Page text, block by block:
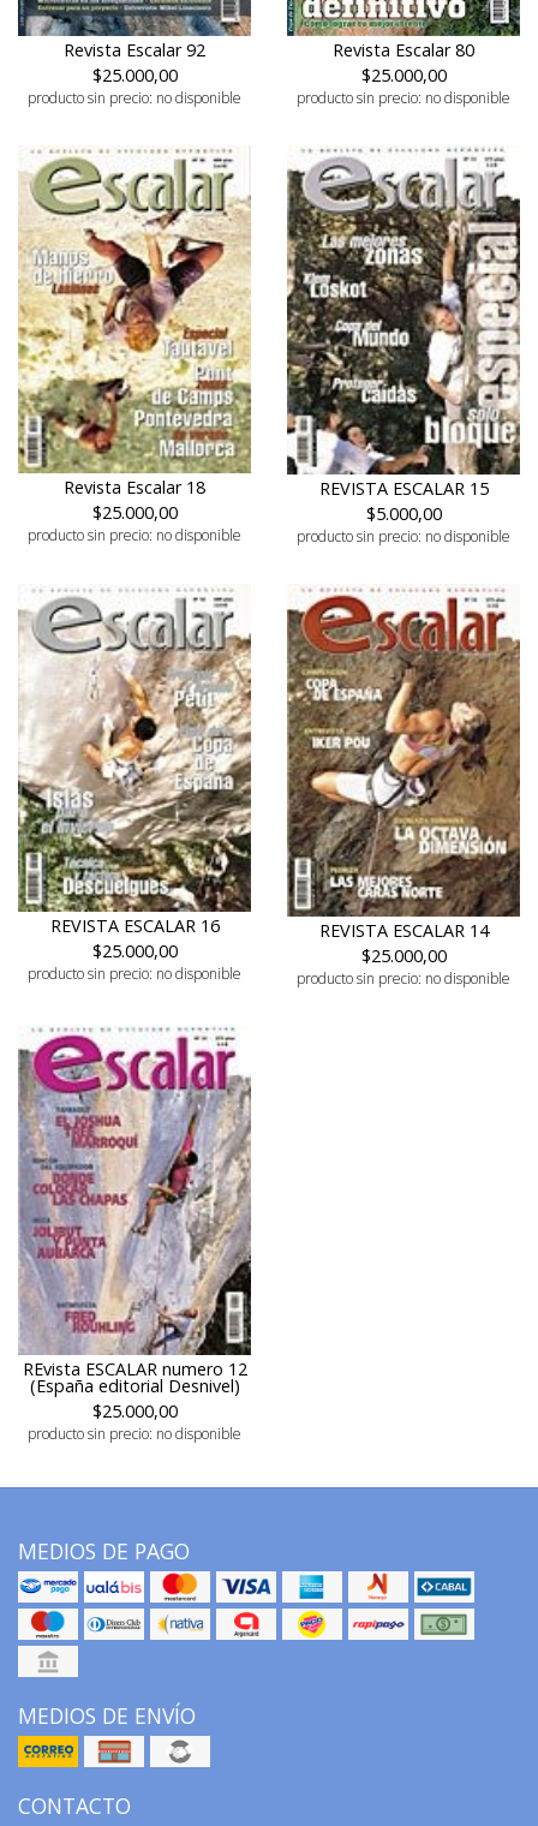
Revista Escalar 92
$25.000,00
producto sin precio: no disponible
Revista Escalar 80
$25.000,00
producto sin precio: no disponible
Revista Escalar 18
$25.000,00
producto sin precio: no disponible
REVISTA ESCALAR 15
$5.000,00
producto sin precio: no disponible
REVISTA ESCALAR 16
$25.000,00
producto sin precio: no disponible
REVISTA ESCALAR 14
$25.000,00
producto sin precio: no disponible
REvista ESCALAR numero 12
(España editorial Desnivel)
$25.000,00
producto sin precio: no disponible
MEDIOS DE PAGO
MEDIOS DE ENVÍO
CONTACTO